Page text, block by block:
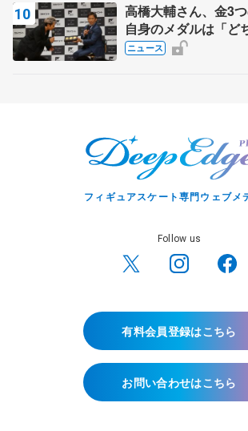
高橋大輔さん、金3
自身のメダルは「
ス兄弟〟オリンピッ
ニュース
フィギュアスケート専門ウェブメ
Follow us
有料会員登録はこちら
お問い合わせはこちら